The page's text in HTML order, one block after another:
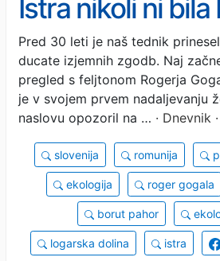
Istra nikoli ni
Pred 30 leti je naš tednik
ducate izjemnih zgodb. Naj
pregled s feljtonom Rogerja
je v svojem prvem nadaljevanju
naslovu opozoril na … · Dnevnik
slovenija romunija
ekologija roger gogala
borut pahor
logarska dolina istra